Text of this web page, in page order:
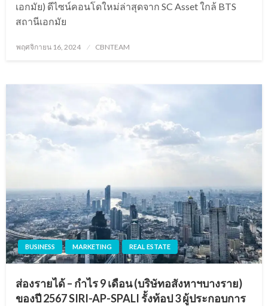
เอกมัย) ดีไซน์คอนโดใหม่ล่าสุดจาก SC Asset ใกล้ BTS
สถานีเอกมัย
Posted
พฤศจิกายน 16, 2024 CBNTEAM
BUSINESS MARKETING REAL ESTATE
ส่องรายได้ – กำไร 9 เดือน (บริษัทอสังหาฯบางราย)
ของปี 2567 SIRI-AP-SPALI รั้งท้อป 3 ผู้ประกอบการ